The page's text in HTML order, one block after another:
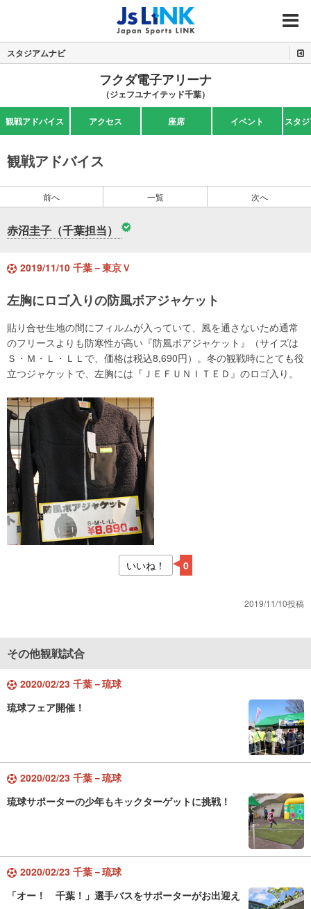
MENU
スタジアムナビ
フクダ電子アリーナ
（ジェフユナイテッド千葉）
観戦アドバイス アクセス 座席 イベント スタ
観戦アドバイス
前へ 一覧 次へ
赤沼圭子（千葉担当）
2019/11/10 千葉－東京Ｖ
左胸にロゴ入りの防風ボアジャケット
貼り合せ生地の間にフィルムが入っていて、風を通さないため通常
のフリースよりも防寒性が高い『防風ボアジャケット』（サイズは
Ｓ・Ｍ・Ｌ・ＬＬで、価格は税込8,690円）。冬の観戦時にとても役
立つジャケットで、左胸には『ＪＥＦＵＮＩＴＥＤ』のロゴ入り。
いいね！ 0
2019/11/10投稿
その他観戦試合
2020/02/23 千葉－琉球
琉球フェア開催！
2020/02/23 千葉－琉球
琉球サポーターの少年もキックターゲットに挑戦！
2020/02/23 千葉－琉球
「オー！ 千葉！」選手バスをサポーターがお出迎え